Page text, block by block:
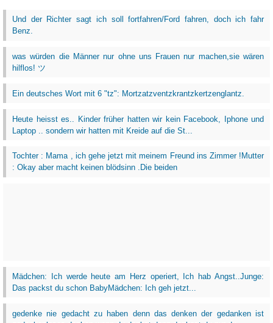
Und der Richter sagt ich soll fortfahren/Ford fahren, doch ich fahr
Benz.
was würden die Männer nur ohne uns Frauen nur machen,sie wären
hilflos! ツ
Ein deutsches Wort mit 6 "tz": Mortzatzventzkrantzkertzenglantz.
Heute heisst es.. Kinder früher hatten wir kein Facebook, Iphone und
Laptop .. sondern wir hatten mit Kreide auf die St...
Tochter : Mama , ich gehe jetzt mit meinem Freund ins Zimmer !Mutter
: Okay aber macht keinen blödsinn .Die beiden
Mädchen: Ich werde heute am Herz operiert, Ich hab Angst..Junge:
Das packst du schon BabyMädchen: Ich geh jetzt...
gedenke nie gedacht zu haben denn das denken der gedanken ist